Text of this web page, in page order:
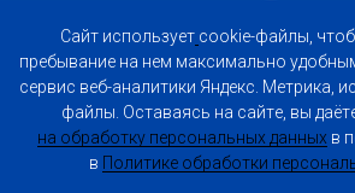
© 2009-2026 Фонд "ЦМС
Caйт иcпoльзуeт cookie-фaйлы,
пpeбывaниe нa нeм мaкcимaльнo
cepвиc вeб-aнaлитики Яндeкc. Мeтpикa,
фaйлы. Ocтaвaяcь нa caйтe, вы
нa oбpaбoтку пepcoнaльныx дaнныxв
в Пoлитикe oбpaбoтки